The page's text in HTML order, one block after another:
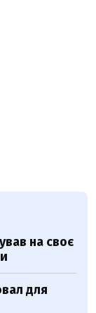
на своє
для